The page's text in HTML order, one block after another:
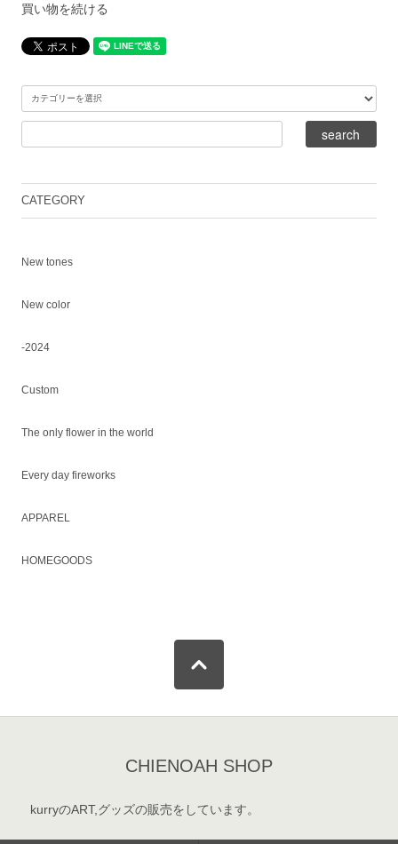
買い物を続ける
CATEGORY
New tones
New color
-2024
Custom
The only flower in the world
Every day fireworks
APPAREL
HOMEGOODS
CHIENOAH SHOP
kurryのART,グッズの販売をしています。